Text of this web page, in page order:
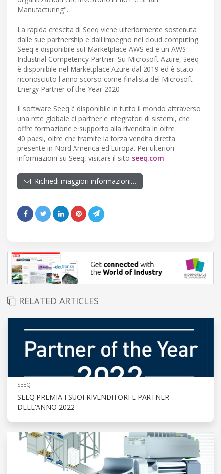
Manufacturing".
La rapida crescita di Seeq viene ulteriormente sostenuta
dalle sue partnership e dall'impegno nel cloud computing.
Seeq è disponibile sul Marketplace AWS ed è un AWS
Industrial Competency Partner. Su Microsoft Azure, Seeq
è disponibile nel Marketplace Azure dal 2019 ed è stato
riconosciuto l'anno scorso come finalista del Microsoft
Energy Partner of the Year 2020
Il software Seeq è disponibile in tutto il mondo attraverso
una rete globale di partner e integratori di sistemi, che
offre formazione e supporto alla rivendita in oltre
40 paesi, oltre che tramite la forza vendita diretta
presente in Nord America ed Europa. Per ulteriori
informazioni su Seeq, visitare il sito seeq.com
Richiedi maggiori informazioni…
RELATED ARTICLES
SEEQ
SEEQ PREMIA I SUOI RIVENDITORI E PARTNER
DELL'ANNO 2022